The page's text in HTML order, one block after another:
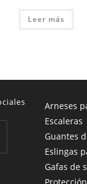
Leer más
Arneses
Escaleras
Guantes
Eslingas
Gafas de